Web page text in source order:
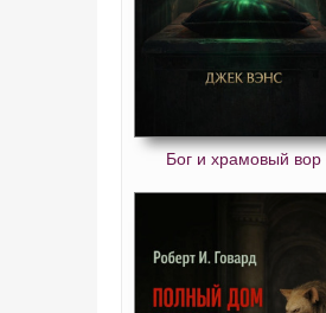
Бог и храмовый вор